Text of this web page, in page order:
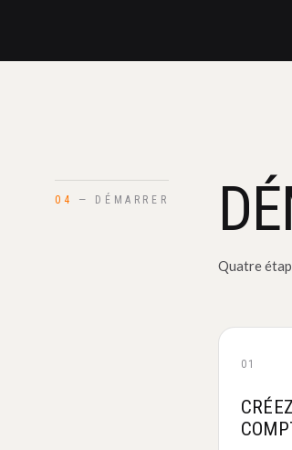
04 — DÉMARRER
Quatre
01